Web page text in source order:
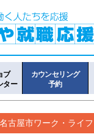
ブ
ター
カウンセリング
予約
名古屋市ワーク・ライ